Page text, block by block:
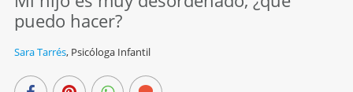
puedo hacer?
Sara Tarrés, Psicóloga Infantil